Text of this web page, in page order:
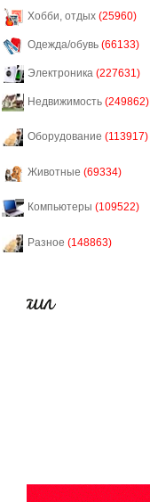
Хобби, отдых (25960)
Одежда/обувь (66133)
Электроника (227631)
Недвижимость (249862)
Оборудование (113917)
Животные (69334)
Компьютеры (109522)
Разное (148863)